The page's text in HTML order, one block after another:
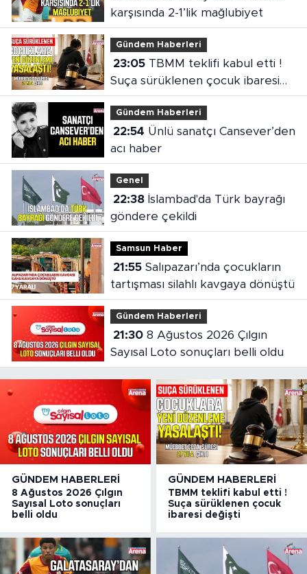
karşısında 2-1’lik mağlubiyet
Gündem Haberleri
23:05TBMM teklifi kabul etti !
Suça sürüklenen çocuk ibaresi
değişti
Gündem Haberleri
22:54
acı haber
Genel
22:38İslambad'da Türk bayrağı
göndere çekildi
Samsun Haber
21:55Salıpazarı’nda çocukların
tartışması silahlı kavgaya dönüştü
Gündem Haberleri
21:308 Ağustos 2026 Çılgın
Sayısal Loto sonuçları belli oldu
GÜNDEM HABERLERI
8 Ağustos 2026 Çılgın
Sayısal Loto sonuçları
belli oldu
GÜNDEM HABERLERI
TBMM teklifi kabul etti !
Suça sürüklenen çocuk
ibaresi değişti